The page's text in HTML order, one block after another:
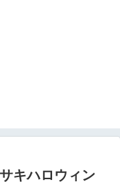
キハロウィン